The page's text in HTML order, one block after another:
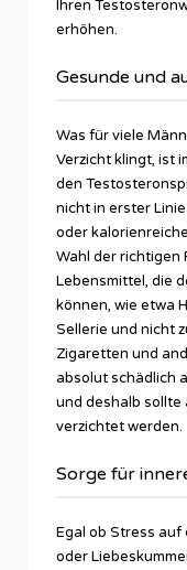
Ihren
erhöhen.
Gesunde und
Was für viele
Verzicht klingt, ist
den
nicht in erster
oder
Wahl der richtigen
Lebensmittel, die
können, wie etwa
Sellerie und nicht
Zigaretten und
absolut schädlich
und deshalb sollte
verzichtet werden.
Sorge für
Egal ob Stress
oder